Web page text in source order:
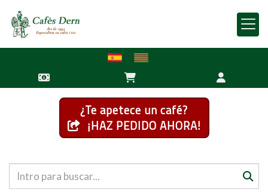
¿Te apetece un café?
¡HAZ PEDIDO AHORA!